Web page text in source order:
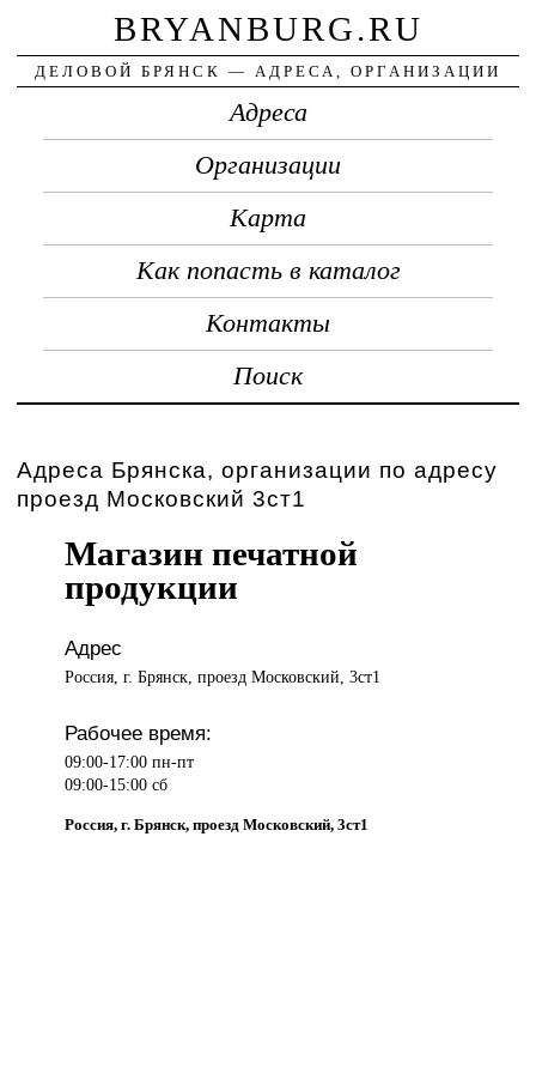
BRYANBURG.RU
ДЕЛОВОЙ БРЯНСК — АДРЕСА, ОРГАНИЗАЦИИ
Адреса
Организации
Карта
Как попасть в каталог
Контакты
Поиск
Адреса Брянска, организации по адресу
проезд Московский 3ст1
Магазин печатной
продукции
Адрес
Россия, г. Брянск, проезд Московский, 3ст1
Рабочее время:
09:00-17:00 пн-пт
09:00-15:00 сб
Россия, г. Брянск, проезд Московский, 3ст1